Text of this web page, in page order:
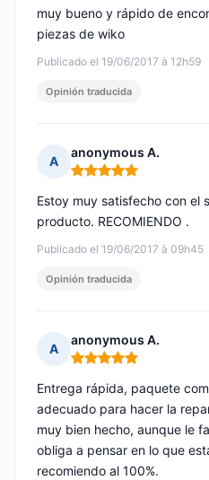
Publicado el 19/06/2017 à 12h59
muy bueno y rápido de
piezas de wiko
Opinión traducida
A
anonymous A.
Nota: 5 de 5
Publicado el 19/06/2017 à 09h45
Estoy muy satisfecho con el
producto. RECOMIENDO .
Opinión traducida
A
anonymous A.
Nota: 5 de 5
Entrega rápida, paquete
adecuado para hacer la
muy bien hecho, aunque le
obliga a pensar en lo que
recomiendo al 100%.